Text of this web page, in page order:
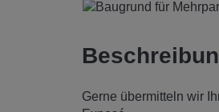
Gerne übermitteln wir